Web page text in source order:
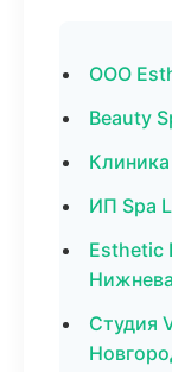
ООО
Beauty
ИП Spa
Esthetic
Студия